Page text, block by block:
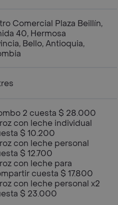
Comercial Plaza Beillín,
40, Hermosa
Bello, Antioquia,
2 cuesta $ 28.000
con leche individual
$ 10.200
con leche personal
$ 12.700
con leche para
cuesta $ 17.800
con leche personal x2
$ 23.000